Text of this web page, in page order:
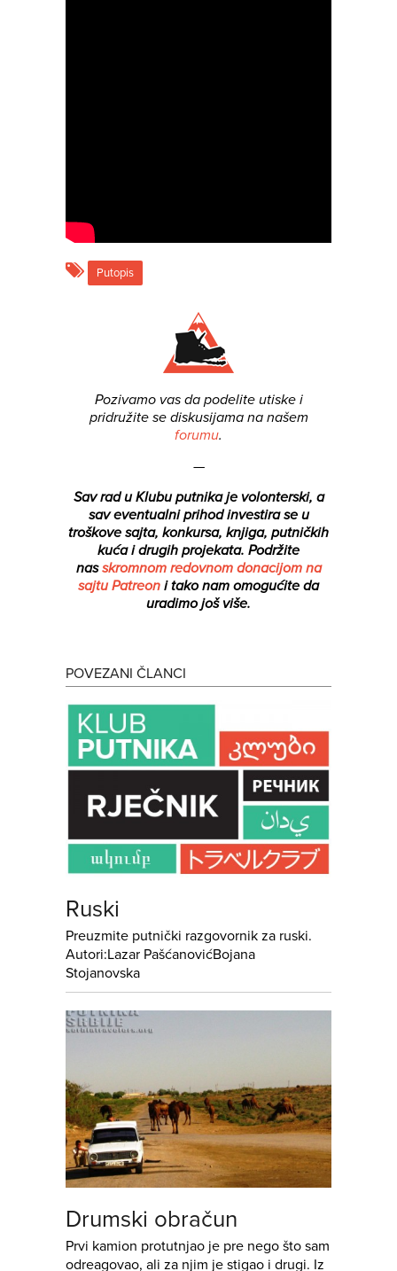
Putopis
Pozivamo vas da podelite utiske i
pridružite se diskusijama na našem
forumu.
—
Sav rad u Klubu putnika je volonterski, a
sav eventualni prihod investira se u
troškove sajta, konkursa, knjiga, putničkih
kuća i drugih projekata. Podržite
nasskromnom redovnom donacijom na
sajtu Patreon i tako nam omogućite da
uradimo još više.
POVEZANI ČLANCI
Ruski
Preuzmite putnički razgovornik za ruski.
Autori:Lazar PašćanovićBojana
Stojanovska
Drumski obračun
Prvi kamion protutnjao je pre nego što sam
odreagovao, ali za njim je stigao i drugi. Iz